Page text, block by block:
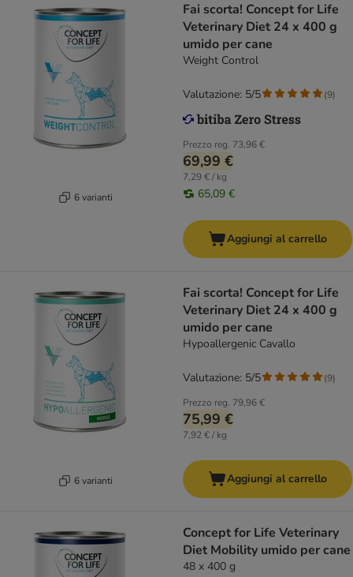
6 varianti
Fai scorta! Concept for Life
Veterinary Diet 24 x 400 g
umido per cane
Weight Control
Prezzo reg. 73,96 €
69,99 €
7,29 € / kg
65,09 €
Valutazione: 5/5 (9)
Aggiungi al carrello
6 varianti
Fai scorta! Concept for Life
Veterinary Diet 24 x 400 g
umido per cane
Hypoallergenic Cavallo
Prezzo reg. 79,96 €
75,99 €
7,92 € / kg
Valutazione: 5/5 (9)
Aggiungi al carrello
Concept for Life Veterinary
Diet Mobility umido per cane
48 x 400 g